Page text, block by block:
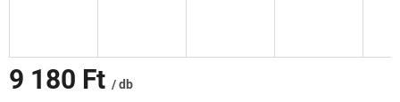
9 180 Ft / db